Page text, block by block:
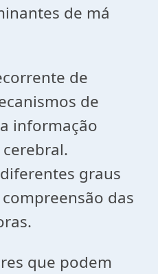
de má
de
de
informação
graus
das
que podem